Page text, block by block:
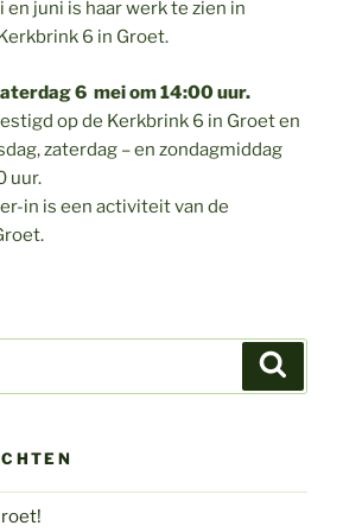
en juni is haar werk te zien in
6 in Groet.
6 mei om 14:00 uur.
op de Kerkbrink 6 in Groet en
zaterdag – en zondagmiddag
uur.
in is een activiteit van de